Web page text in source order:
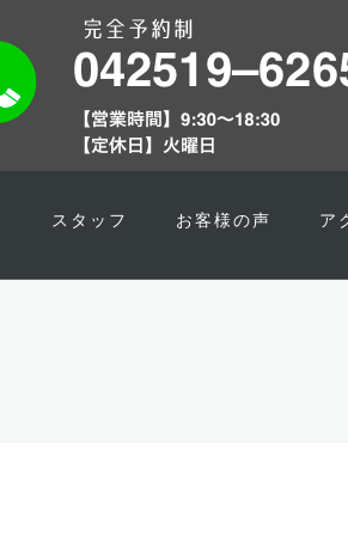
スタッフ お客様の声 ア